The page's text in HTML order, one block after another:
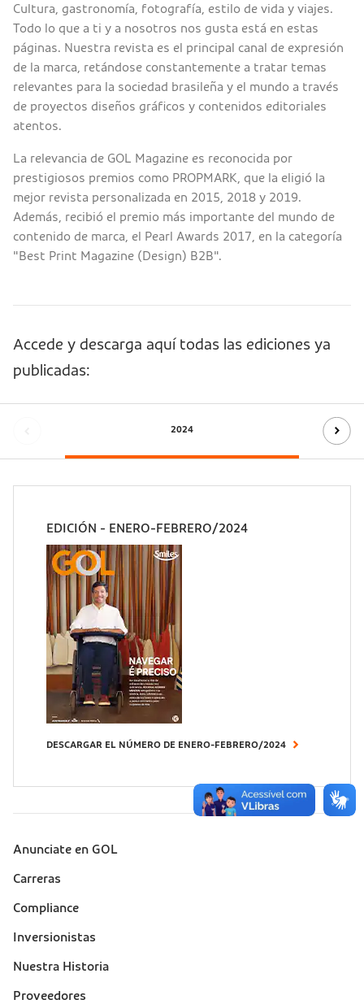
Cultura, gastronomía, fotografía, estilo de vida y viajes.
Todo lo que a ti y a nosotros nos gusta está en estas
páginas. Nuestra revista es el principal canal de expresión
de la marca, retándose constantemente a tratar temas
relevantes para la sociedad brasileña y el mundo a través
de proyectos diseños gráficos y contenidos editoriales
atentos.
La relevancia de GOL Magazine es reconocida por
prestigiosos premios como PROPMARK, que la eligió la
mejor revista personalizada en 2015, 2018 y 2019.
Además, recibió el premio más importante del mundo de
contenido de marca, el Pearl Awards 2017, en la categoría
"Best Print Magazine (Design) B2B".
Accede y descarga aquí todas las ediciones ya
publicadas:
2024
EDICIÓN - ENERO-FEBRERO/2024
DESCARGAR EL NÚMERO DE ENERO-FEBRERO/2024
Sobre a Gol (footer)
Anunciate en GOL
Carreras
Compliance
Inversionistas
Nuestra Historia
Proveedores